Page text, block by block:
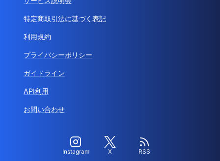
特定商取引法に基づく表記
利用規約
プライバシーポリシー
ガイドライン
API利用
お問い合わせ
Instagram X RSS